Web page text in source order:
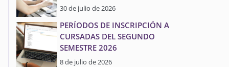
30 de julio de 2026
PERÍODOS DE INSCRIPCIÓN A
CURSADAS DEL SEGUNDO
SEMESTRE 2026
8 de julio de 2026